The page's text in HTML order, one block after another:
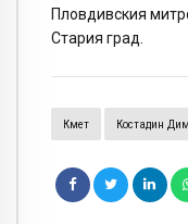
Пловдивския
Стария град.
Кмет Костадин